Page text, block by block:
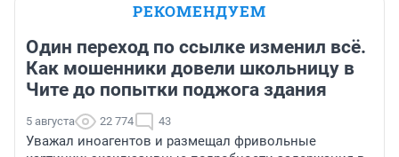
РЕКОМЕНДУЕМ
Один переход по ссылке изменил всё.
Как мошенники довели школьницу в
Чите до попытки поджога здания
5 августа 22 774 43
Уважал иноагентов и размещал фривольные